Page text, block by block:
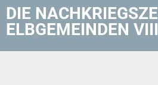
DIE
ELBGEMEINDEN VIII